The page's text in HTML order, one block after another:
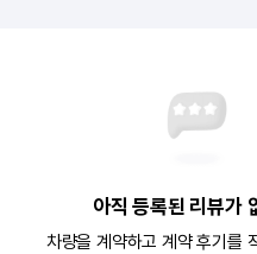
아직 등록된 리뷰가
차량을 계약하고 계약 후기를